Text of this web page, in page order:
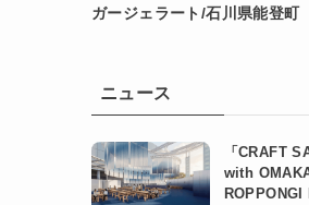
ガージェラート/石川県能登町
ニュース
「CRAFT
with